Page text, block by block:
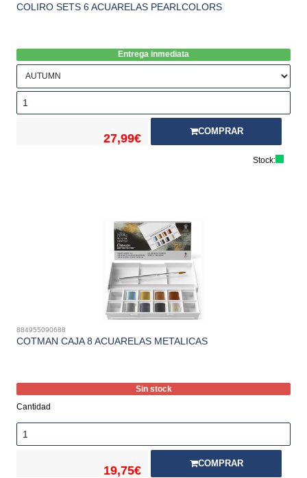
COLIRO SETS 6 ACUARELAS PEARLCOLORS
Entrega inmediata
27,99€
COMPRAR
Stock:
884955090688
COTMAN CAJA 8 ACUARELAS METALICAS
Sin stock
Cantidad
19,75€
COMPRAR